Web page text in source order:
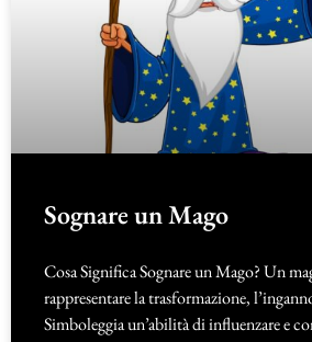
Sognare un Mago
Cosa Significa Sognare un Mago? Un
rappresentare la trasformazione,
Simboleggia un’abilità di influenzare e